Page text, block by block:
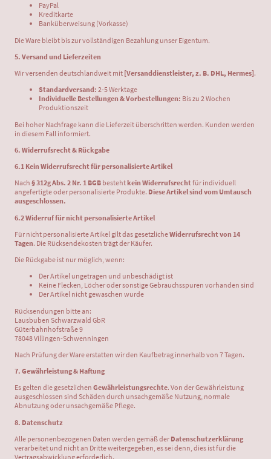
PayPal
Kreditkarte
Banküberweisung (Vorkasse)
Die Ware bleibt bis zur vollständigen Bezahlung unser Eigentum.
5. Versand und Lieferzeiten
Wir versenden deutschlandweit mit [Versanddienstleister, z. B. DHL, Hermes].
Standardversand: 2-5 Werktage
Individuelle Bestellungen & Vorbestellungen: Bis zu 2 Wochen
Produktionszeit
Bei hoher Nachfrage kann die Lieferzeit überschritten werden. Kunden werden
in diesem Fall informiert.
6. Widerrufsrecht & Rückgabe
6.1 Kein Widerrufsrecht für personalisierte Artikel
Nach § 312g Abs. 2 Nr. 1 BGB bestehtkein Widerrufsrechtfür individuell
angefertigte oder personalisierte Produkte. Diese Artikel sind vom Umtausch
ausgeschlossen.
6.2 Widerruf für nicht personalisierte Artikel
Für nicht personalisierte Artikel gilt das gesetzlicheWiderrufsrecht von 14
Tagen. Die Rücksendekosten trägt der Käufer.
Die Rückgabe ist nur möglich, wenn:
Der Artikel ungetragen und unbeschädigt ist
Keine Flecken, Löcher oder sonstige Gebrauchsspuren vorhanden sind
Der Artikel nicht gewaschen wurde
Rücksendungen bitte an:
Lausbuben Schwarzwald GbR
Güterbahnhofstraße 9
78048 Villingen-Schwenningen
Nach Prüfung der Ware erstatten wir den Kaufbetrag innerhalb von 7 Tagen.
7. Gewährleistung & Haftung
Es gelten die gesetzlichen Gewährleistungsrechte. Von der Gewährleistung
ausgeschlossen sind Schäden durch unsachgemäße Nutzung, normale
Abnutzung oder unsachgemäße Pflege.
8. Datenschutz
Alle personenbezogenen Daten werden gemäß der Datenschutzerklärung
verarbeitet und nicht an Dritte weitergegeben, es sei denn, dies ist für die
Vertragsabwicklung erforderlich.